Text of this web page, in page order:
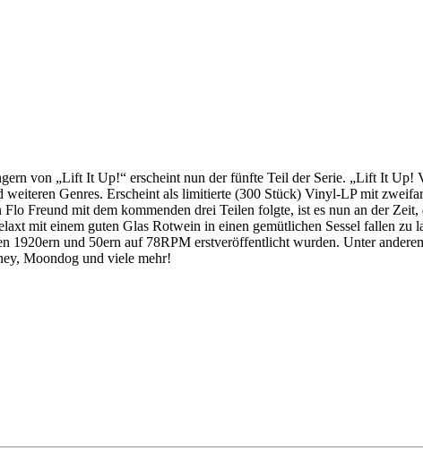
von „Lift It Up!“ erscheint nun der fünfte Teil der Serie. „Lift It Up!
Genres. Erscheint als limitierte (300 Stück) Vinyl-LP mit
Freund mit dem kommenden drei Teilen folgte, ist es nun an der
mit einem guten Glas Rotwein in einen gemütlichen Sessel fallen zu
1920ern und 50ern auf 78RPM erstveröffentlicht wurden. Unter
Moondog und viele mehr!